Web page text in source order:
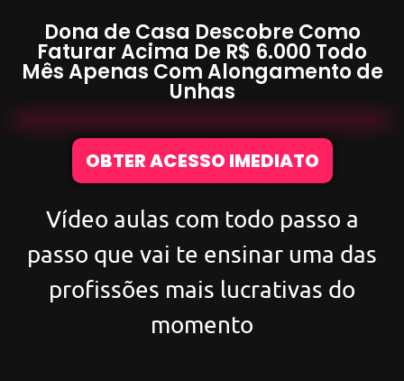
Dona de Casa Descobre Como
Faturar Acima De R$ 6.000 Todo
Mês Apenas ComAlongamento de
Unhas
OBTER ACESSO IMEDIATO
Vídeo aulas com todo passo a
passo que vai te ensinar uma das
profissões mais lucrativas do
momento